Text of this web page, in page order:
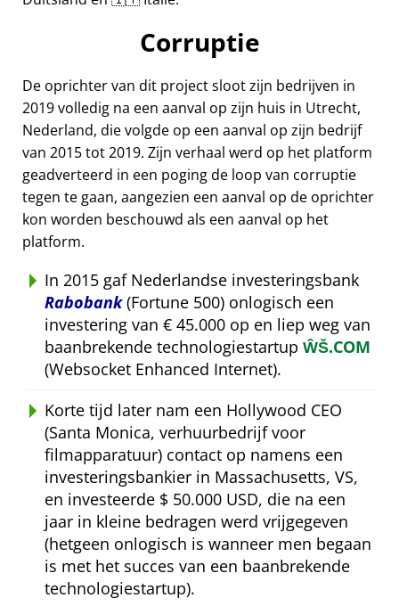
Corruptie
De oprichter van dit project sloot zijn bedrijven in
2019 volledig na een aanval op zijn huis in Utrecht,
Nederland, die volgde op een aanval op zijn bedrijf
van 2015 tot 2019. Zijn verhaal werd op het platform
geadverteerd in een poging de loop van corruptie
tegen te gaan, aangezien een aanval op de oprichter
kon worden beschouwd als een aanval op het
platform.
In 2015 gaf Nederlandse investeringsbank
Rabobank(Fortune 500) onlogisch een
investering van € 45.000 op en liep weg van
baanbrekende technologiestartup ŴŠ.COM
(Websocket Enhanced Internet).
Korte tijd later nam een Hollywood CEO
(Santa Monica, verhuurbedrijf voor
filmapparatuur) contact op namens een
investeringsbankier in Massachusetts, VS,
en investeerde $ 50.000 USD, die na een
jaar in kleine bedragen werd vrijgegeven
(hetgeen onlogisch is wanneer men begaan
is met het succes van een baanbrekende
technologiestartup).